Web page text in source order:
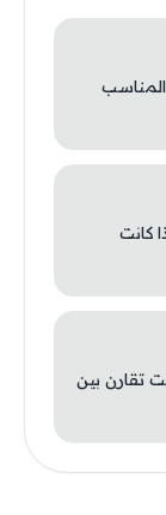
المناسب
كانت
تقارن بين